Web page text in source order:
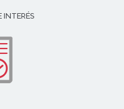
INTERÉS